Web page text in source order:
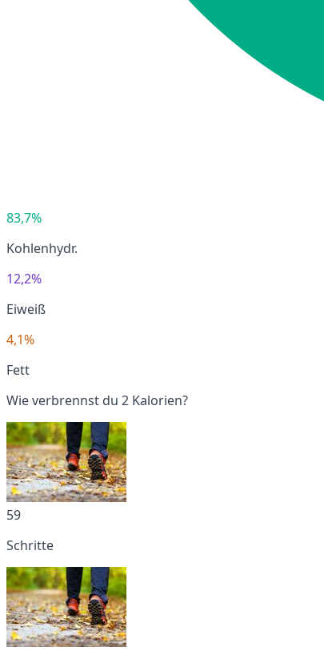
83,7%
Kohlenhydr.
12,2%
Eiweiß
4,1%
Fett
Wie verbrennst du 2 Kalorien?
59
Schritte